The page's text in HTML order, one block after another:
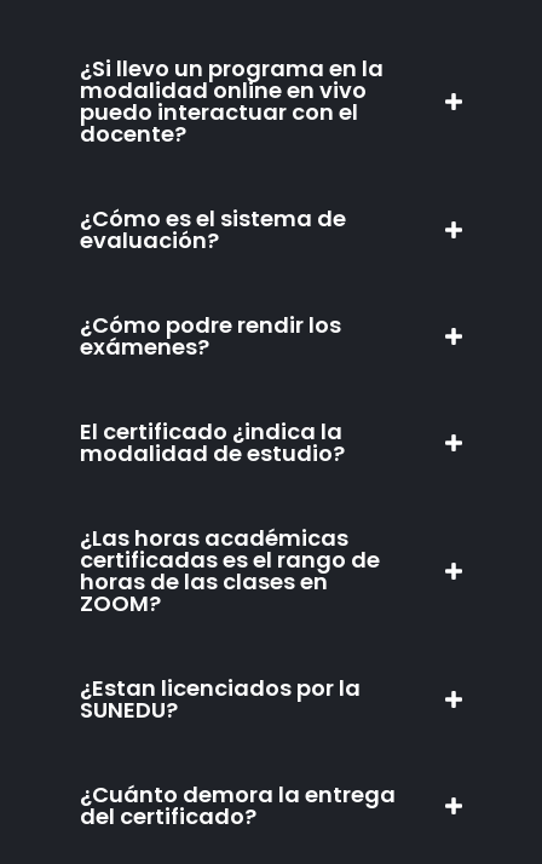
¿Si llevo un programa en la
modalidad online en vivo
puedo interactuar con el
docente?
¿Cómo es el sistema de
evaluación?
¿Cómo podre rendir los
exámenes?
El certificado ¿indica la
modalidad de estudio?
¿Las horas académicas
certificadas es el rango de
horas de las clases en
ZOOM?
¿Estan licenciados por la
SUNEDU?
¿Cuánto demora la entrega
del certificado?